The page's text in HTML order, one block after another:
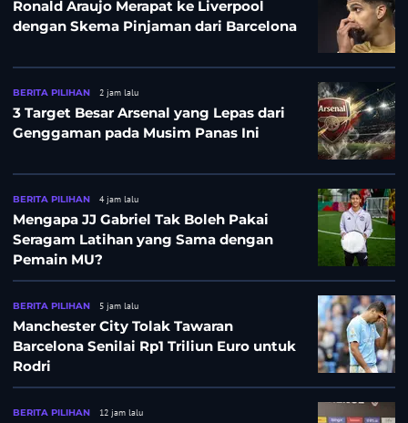
Ronald Araujo Merapat ke Liverpool
dengan Skema Pinjaman dari Barcelona
BERITA PILIHAN 2 jam lalu
3 Target Besar Arsenal yang Lepas dari
Genggaman pada Musim Panas Ini
BERITA PILIHAN 4 jam lalu
Mengapa JJ Gabriel Tak Boleh Pakai
Seragam Latihan yang Sama dengan
Pemain MU?
BERITA PILIHAN 5 jam lalu
Manchester City Tolak Tawaran
Barcelona Senilai Rp1 Triliun Euro untuk
Rodri
BERITA PILIHAN 12 jam lalu